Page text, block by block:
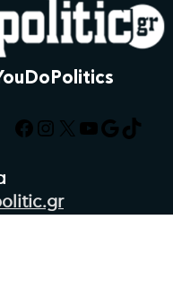
Facebook
Instagram
X YouTube
Google
TikTok